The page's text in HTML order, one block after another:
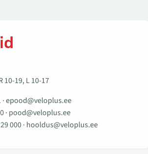
10-19, L 10-17
·epood@veloplus.ee
· pood@veloplus.ee
000· hooldus@veloplus.ee